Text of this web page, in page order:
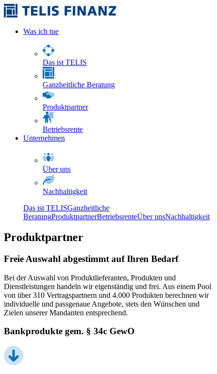
Was ich tue
Das ist TELIS
Ganzheitliche Beratung
Produktpartner
Betriebsrente
Unternehmen
Über uns
Nachhaltigkeit
Das ist TELISGanzheitliche
BeratungProduktpartnerBetriebsrenteÜber unsNachhaltigkeit
Produktpartner
Freie Auswahl abgestimmt auf Ihren Bedarf
Bei der Auswahl von Produktlieferanten, Produkten und
Dienstleistungen handeln wir eigenständig und frei. Aus einem Pool
von über 310 Vertragspartnern und 4.000 Produkten berechnen wir
individuelle und passgenaue Angebote, stets den Wünschen und
Zielen unserer Mandanten entsprechend.
Bankprodukte gem. § 34c GewO